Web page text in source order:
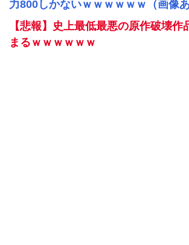
力800しかないｗｗｗｗｗｗ（画像あ
【悲報】史上最低最悪の原作破壊作
まるｗｗｗｗｗｗ